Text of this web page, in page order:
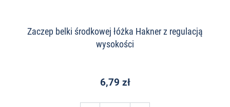
Zaczep belki środkowej łóżka Hakner z regulacją
wysokości
6,79 zł